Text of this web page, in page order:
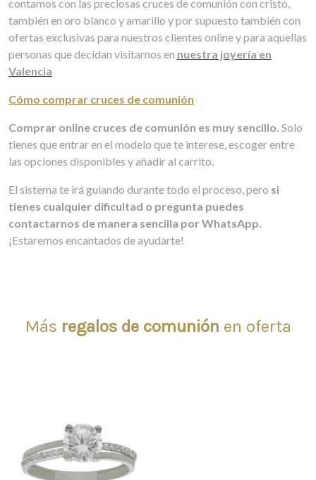
contamos con las preciosas cruces de comunión con cristo,
también en oro blanco y amarillo y por supuesto también con
ofertas exclusivas para nuestros clientes online y para aquellas
personas que decidan visitarnos en nuestra joyería en
Valencia
Cómo comprar cruces de comunión
Comprar online cruces de comunión es muy sencillo. Solo
tienes que entrar en el modelo que te interese, escoger entre
las opciones disponibles y añadir al carrito.
El sistema te irá guiando durante todo el proceso, pero si
tienes cualquier dificultad o pregunta puedes
contactarnos de manera sencilla por WhatsApp.
¡Estaremos encantados de ayudarte!
Más regalos de comunión en oferta